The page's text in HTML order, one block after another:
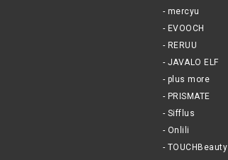
mercyu
EVOOCH
RERUU
JAVALO ELF
plus more
PRISMATE
Sifflus
Onlili
TOUCHBeauty